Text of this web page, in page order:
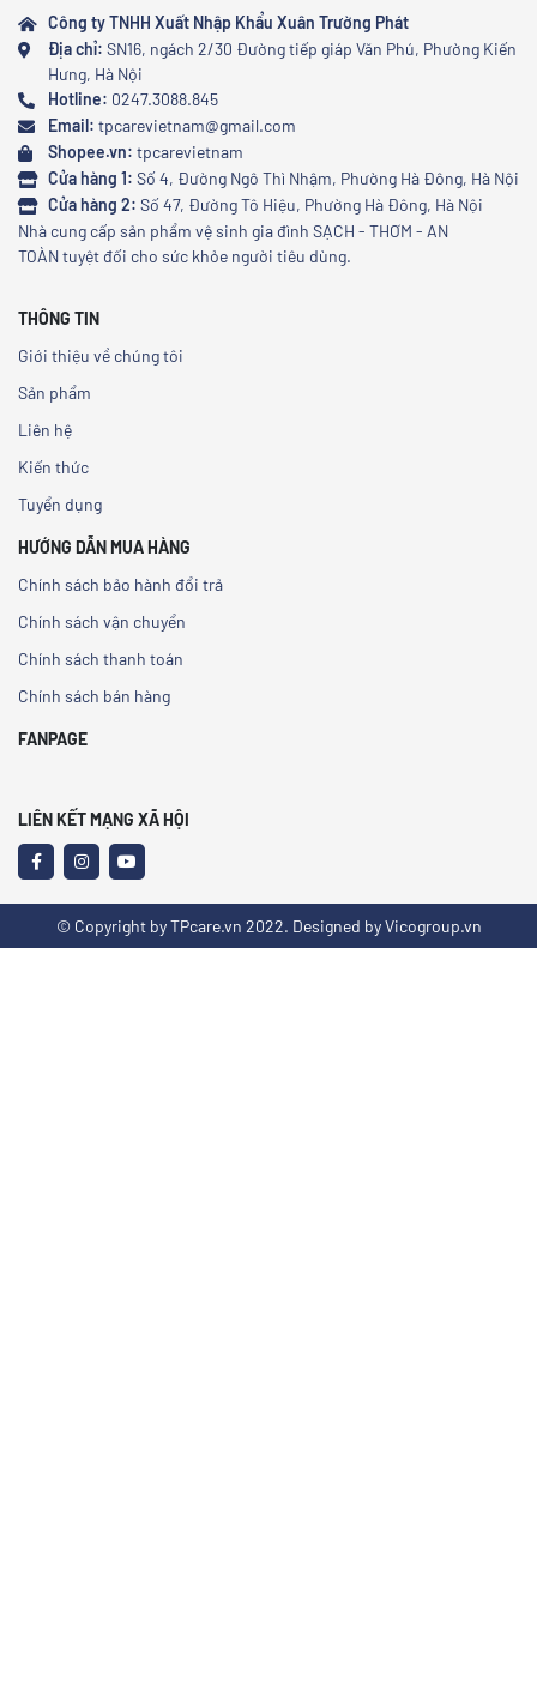
Công ty TNHH Xuất Nhập Khẩu Xuân Trường Phát
Địa chỉ: SN16, ngách 2/30 Đường tiếp giáp Văn Phú, Phường Kiến
Hưng, Hà Nội
Hotline: 0247.3088.845
Email: tpcarevietnam@gmail.com
Shopee.vn: tpcarevietnam
Cửa hàng 1: Số 4, Đường Ngô Thì Nhậm, Phường Hà Đông, Hà Nội
Cửa hàng 2: Số 47, Đường Tô Hiệu, Phường Hà Đông, Hà Nội
Nhà cung cấp sản phẩm vệ sinh gia đình SẠCH - THƠM - AN
TOÀN tuyệt đối cho sức khỏe người tiêu dùng.
THÔNG TIN
Giới thiệu về chúng tôi
Sản phẩm
Liên hệ
Kiến thức
Tuyển dụng
HƯỚNG DẪN MUA HÀNG
Chính sách bảo hành đổi trả
Chính sách vận chuyển
Chính sách thanh toán
Chính sách bán hàng
FANPAGE
LIÊN KẾT MẠNG XÃ HỘI
© Copyright by TPcare.vn 2022. Designed by Vicogroup.vn